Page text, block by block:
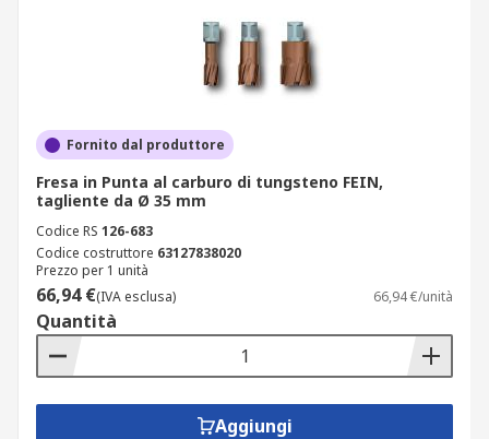
Fornito dal produttore
Fresa in Punta al carburo di tungsteno FEIN,
tagliente da Ø 35 mm
Codice RS 126-683
Codice costruttore 63127838020
Prezzo per 1 unità
66,94 €(IVA esclusa) 66,94 €/unità
Quantità
Aggiungi